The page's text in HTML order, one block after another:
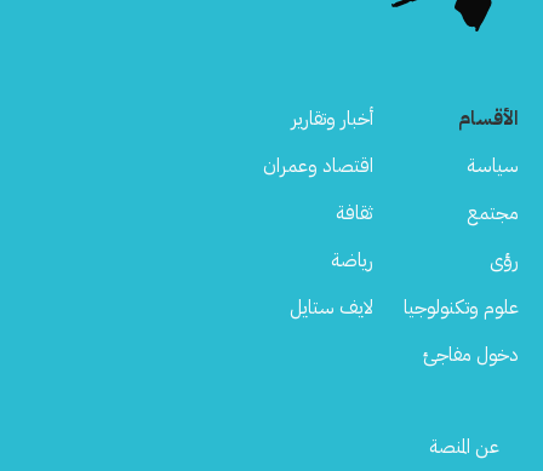
الأقسام
أخبار وتقارير
سياسة
اقتصاد وعمران
مجتمع
ثقافة
رؤى
رياضة
علوم وتكنولوجيا
لايف ستايل
دخول مفاجئ
Footer
عن المنصة